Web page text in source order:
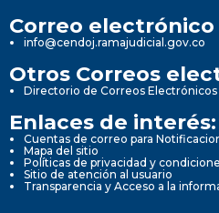
Correo
info@cendoj.ramajudicial.gov.co
Otros Correos
Directorio de Correos
Enlaces de interés:
Cuentas de correo para
Mapa del sitio
Políticas de privacidad y
Sitio de atención al usuario
Transparencia y Acceso a la